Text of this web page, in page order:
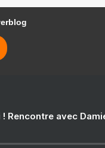
Rencontre avec